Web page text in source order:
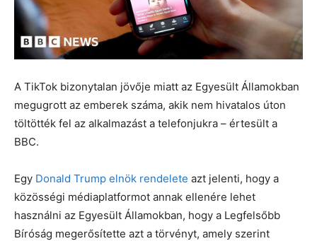
A TikTok bizonytalan jövője miatt az Egyesült Államokban
megugrott az emberek száma, akik nem hivatalos úton
töltötték fel az alkalmazást a telefonjukra – értesült a
BBC.
Egy Donald Trump elnök rendelete azt jelenti, hogy a
közösségi médiaplatformot annak ellenére lehet
használni az Egyesült Államokban, hogy a Legfelsőbb
Bíróság megerősítette azt a törvényt, amely szerint